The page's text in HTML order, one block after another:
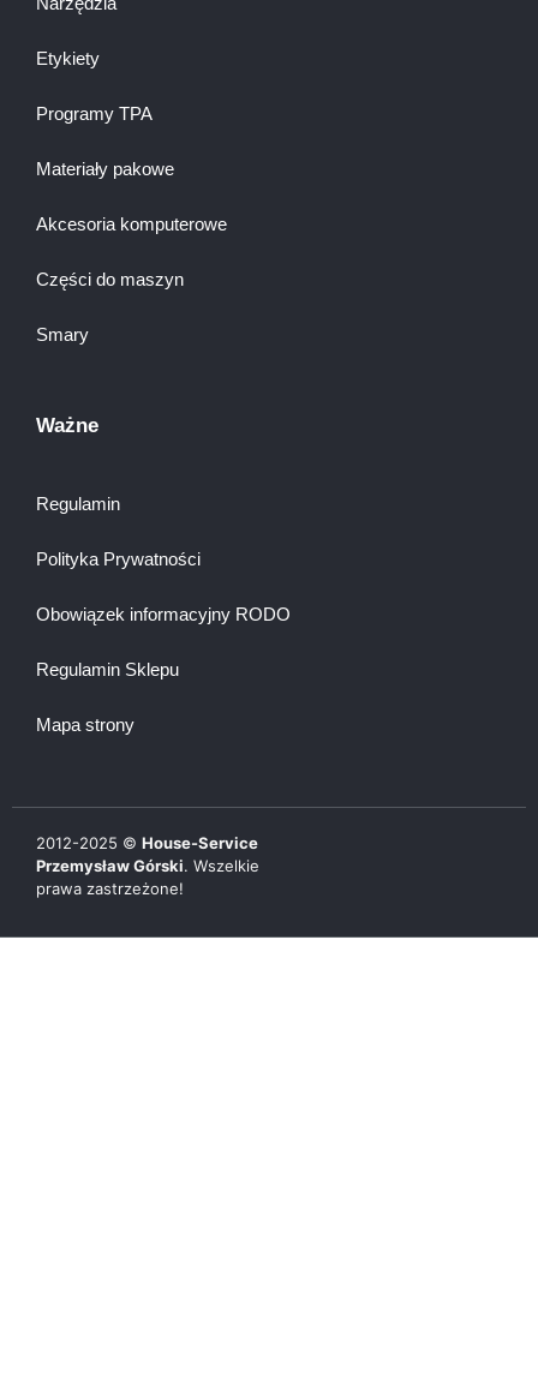
Etykiety
Programy TPA
Materiały pakowe
Akcesoria komputerowe
Części do maszyn
Smary
Ważne
Regulamin
Polityka Prywatności
Obowiązek informacyjny RODO
Regulamin Sklepu
Mapa strony
2012-2025 © House-Service
Przemysław Górski. Wszelkie
prawa zastrzeżone!